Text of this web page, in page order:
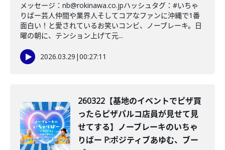
メッセージ：nb@rokinawa.co.jpハッシュタグ：#いちゃ
りばー芸人仲間や業界人そしてコアなファンに沖縄で1番
面白い！と愛されているお笑いコンビ、ノーブレーキ。日
曜の朝に、テンション上げて元...
2026.03.29 |00:27:11
260322【基地のイベントでピザ買
ったらピザパルコ店員が見せて見
せてする】ノーブレーキのいちゃ
りばー P:ポジティブあゆむ、ブー